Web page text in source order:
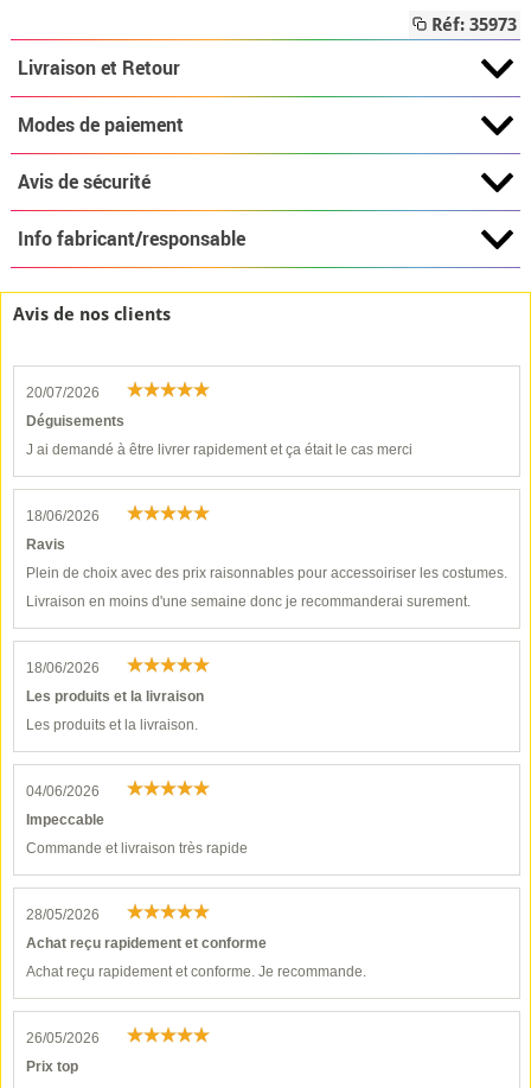
Réf: 35973
Livraison et Retour
Modes de paiement
Avis de sécurité
Info fabricant/responsable
Avis de nos clients
20/07/2026
Déguisements
J ai demandé à être livrer rapidement et ça était le cas merci
18/06/2026
Ravis
Plein de choix avec des prix raisonnables pour accessoiriser les costumes.
Livraison en moins d'une semaine donc je recommanderai surement.
18/06/2026
Les produits et la livraison
Les produits et la livraison.
04/06/2026
Impeccable
Commande et livraison très rapide
28/05/2026
Achat reçu rapidement et conforme
Achat reçu rapidement et conforme. Je recommande.
26/05/2026
Prix top